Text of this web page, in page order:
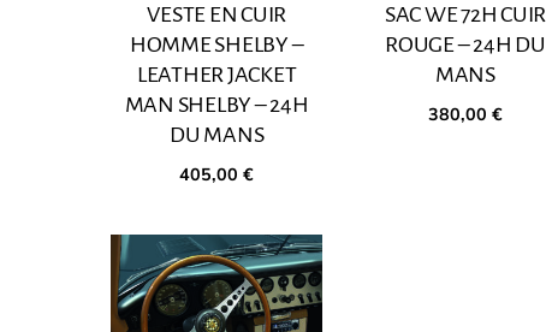
VESTE EN CUIR
HOMME SHELBY –
LEATHER JACKET
MAN SHELBY – 24H
DU MANS
405,00€
SAC WE 72H CUIR
ROUGE – 24H DU
MANS
380,00 €